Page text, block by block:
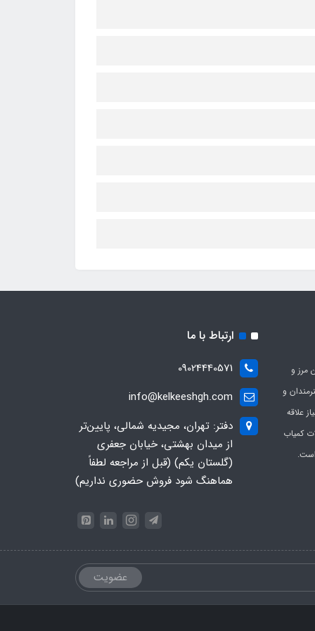
مرز و
هنرمندان و
علاقه
کمیاب
ارتباط با ما
09024440571
info@kelkeeshgh.com
دفتر: تهران، مجیدیه شمالی، پایین‌تر
از میدان بهشتی، خیابان جعفری
(گلستان یکم) (قبل از مراجعه لطفاً
هماهنگ شود فروش حضوری نداریم)
عضویت